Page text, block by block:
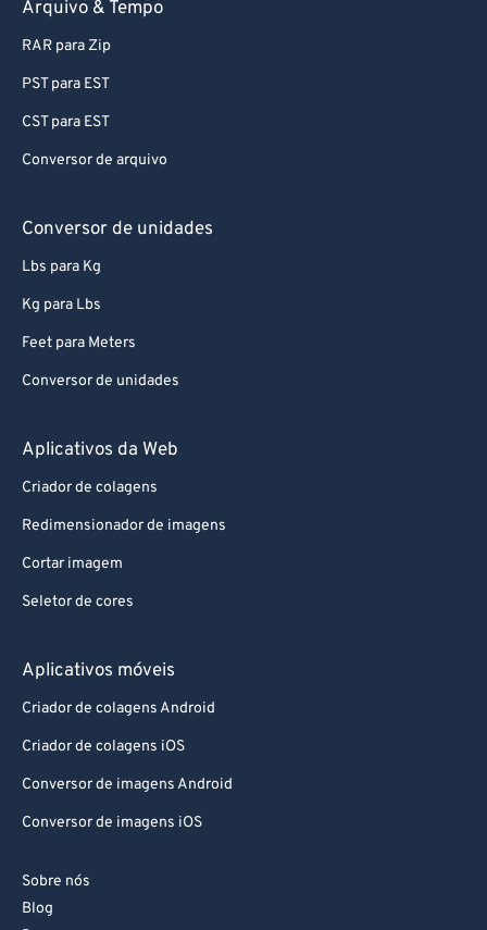
Arquivo & Tempo
RAR para Zip
PST para EST
CST para EST
Conversor de arquivo
Conversor de unidades
Lbs para Kg
Kg para Lbs
Feet para Meters
Conversor de unidades
Aplicativos da Web
Criador de colagens
Redimensionador de imagens
Cortar imagem
Seletor de cores
Aplicativos móveis
Criador de colagens Android
Criador de colagens iOS
Conversor de imagens Android
Conversor de imagens iOS
Sobre nós
Blog